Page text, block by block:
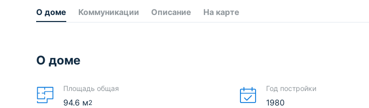
О доме Коммуникации Описание На карте
О доме
Площадь общая
94.6 м2
Год постройки
1980